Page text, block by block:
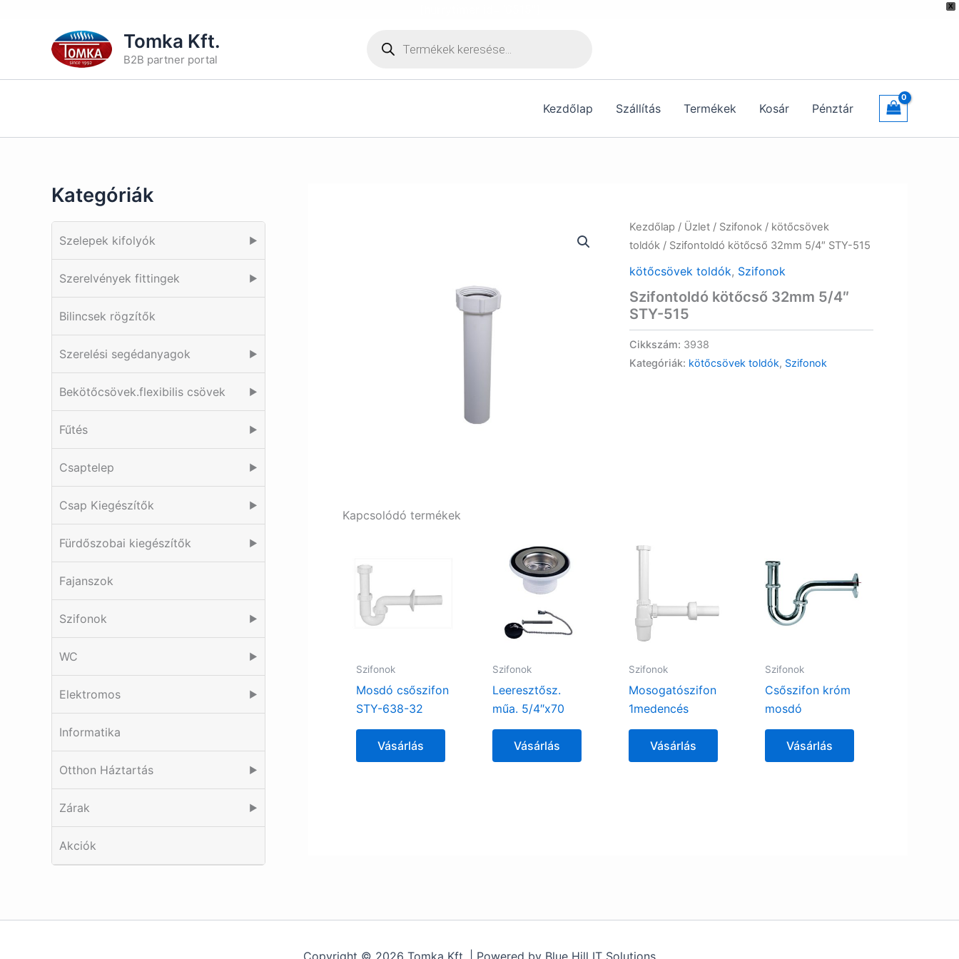
X
Tomka Kft.
B2B partner portal
search
Kezdőlap Szállítás Termékek Kosár Pénztár
Kategóriák
Szelepek kifolyók ▶
Szerelvények fittingek ▶
Bilincsek rögzítők
Szerelési segédanyagok ▶
Bekötőcsövek.flexibilis csövek ▶
Fűtés ▶
Csaptelep ▶
Csap Kiegészítők ▶
Fürdőszobai kiegészítők ▶
Fajanszok
Szifonok ▶
WC ▶
Elektromos ▶
Informatika
Otthon Háztartás ▶
Zárak ▶
Akciók
Kezdőlap / Üzlet/ Szifonok/ kötőcsövek
toldók/ Szifontoldó kötőcső 32mm 5/4″ STY-515
kötőcsövek toldók, Szifonok
Szifontoldó kötőcső 32mm 5/4″
STY-515
Cikkszám: 3938
Kategóriák: kötőcsövek toldók, Szifonok
Kapcsolódó termékek
Szifonok
Mosdó csőszifon
STY-638-32
Vásárlás
Szifonok
Leeresztősz.
műa. 5/4″x70
Vásárlás
Szifonok
Mosogatószifon
1medencés
Vásárlás
Szifonok
Csőszifon króm
mosdó
Vásárlás
Copyright © 2026 Tomka Kft. | Powered by Blue Hill IT Solutions